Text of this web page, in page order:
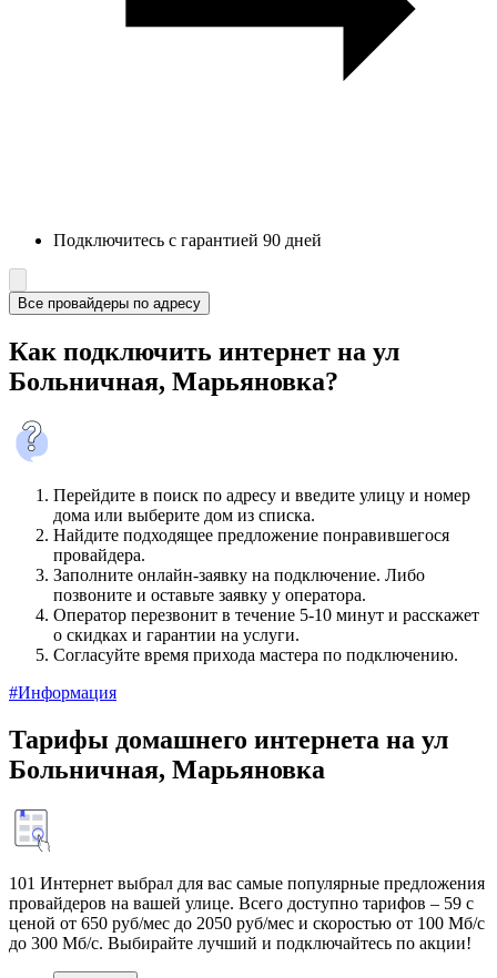
Подключитесь с гарантией 90 дней
Все провайдеры по адресу
Как подключить интернет на ул
Больничная, Марьяновка?
Перейдите в поиск по адресу и введите улицу и номер
дома или выберите дом из списка.
Найдите подходящее предложение понравившегося
провайдера.
Заполните онлайн-заявку на подключение. Либо
позвоните и оставьте заявку у оператора.
Оператор перезвонит в течение 5-10 минут и расскажет
о скидках и гарантии на услуги.
Согласуйте время прихода мастера по подключению.
#Информация
Тарифы домашнего интернета на ул
Больничная, Марьяновка
101 Интернет выбрал для вас самые популярные предложения
провайдеров на вашей улице. Всего доступно тарифов – 59 с
ценой от 650 руб/мес до 2050 руб/мес и скоростью от 100 Мб/с
до 300 Мб/с. Выбирайте лучший и подключайтесь по акции!